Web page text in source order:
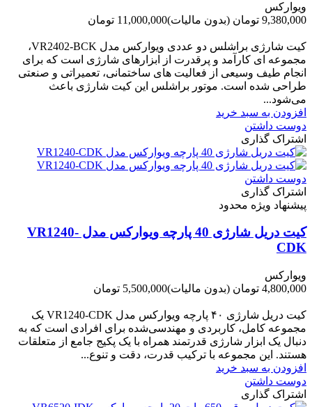
ویوارکس
9,380,000 تومان
(بدون مالیات)11,000,000 تومان
کیت شارژی براشلس دو عددی ویوارکس مدل VR2402-BCK،
مجموعه ای کارآمد و پرقدرت از ابزارهای شارژی است که برای
انجام طیف وسیعی از فعالیت های ساختمانی، تعمیراتی و صنعتی
طراحی شده است. موتور براشلس این کیت شارژی باعث
می‌شود...
افزودن به سبد خرید
دوست داشتن
اشتراک گذاری
دوست داشتن
اشتراک گذاری
پیشنهاد ویژه محدود
کیت دریل شارژی 40 پارچه ویوارکس مدل VR1240-
CDK
ویوارکس
4,800,000 تومان
(بدون مالیات)5,500,000 تومان
کیت دریل شارژی ۴۰ پارچه ویوارکس مدل VR1240‑CDK یک
مجموعه کامل، کاربردی و مهندسی‌شده برای افرادی است که به
دنبال یک ابزار شارژی قدرتمند همراه با یک پکیج جامع از متعلقات
هستند. این مجموعه با ترکیب قدرت، دقت و تنوع...
افزودن به سبد خرید
دوست داشتن
اشتراک گذاری